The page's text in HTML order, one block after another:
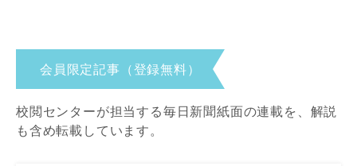
会員限定記事（登録無料）
校閲センターが担当する毎日新聞紙面の連載を、解説
も含め転載しています。